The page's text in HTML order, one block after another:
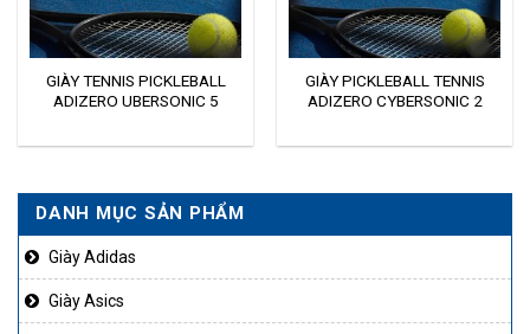
DANH MỤC SẢN PHẨM
Giày Adidas
Giày Asics
GIÀY TENNIS PICKLEBALL
ADIZERO UBERSONIC 5
GIÀY PICKLEBALL TENNIS
ADIZERO CYBERSONIC 2